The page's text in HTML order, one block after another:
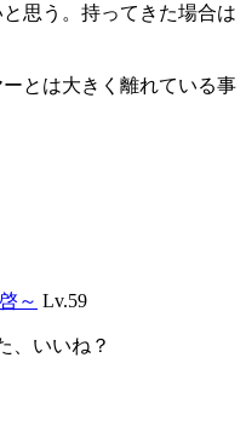
思う。持ってきた場合は
とは大きく離れている事
～ Lv.59
、いいね？